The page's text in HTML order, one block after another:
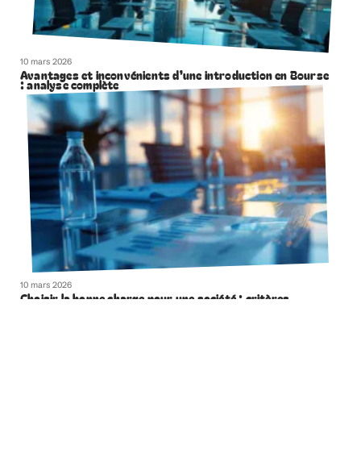
10 mars 2026
Avantages et inconvénients d’une introduction en Bourse
: analyse complète
10 mars 2026
Choisir la bonne charge pour une société : critères